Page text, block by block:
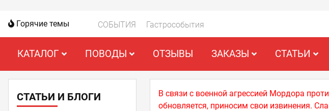
Горячие темы СОБЫТИЯ Гастрособытия
КАТАЛОГ ПОВОДЫ ОТЗЫВЫ ЗАКАЗЫ СТАТЬИ
СТАТЬИ И БЛОГИ
В связи с военной агрессией Мордора
обновляется, приносим свои извинения.